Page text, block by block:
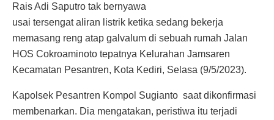
Rais Adi Saputro tak bernyawa
usai tersengat aliran listrik ketika sedang bekerja
memasang reng atap galvalum di sebuah rumah Jalan
HOS Cokroaminoto tepatnya Kelurahan Jamsaren
Kecamatan Pesantren, Kota Kediri, Selasa (9/5/2023).
Kapolsek Pesantren Kompol Sugianto saat dikonfirmasi
membenarkan. Dia mengatakan, peristiwa itu terjadi